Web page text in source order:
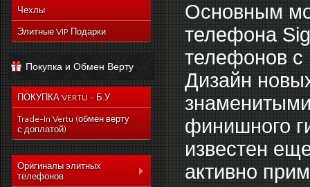
Чехлы
Элитные VIP Подарки
Покупка и Обмен Верту
ПОКУПКА VERTU - Б.У.
Trade-In Vertu (обмен верту
с доплатой)
Оригиналы элитных
телефонов
Основным
телефона
телефонов с
Дизайн
финишного
известен
активно